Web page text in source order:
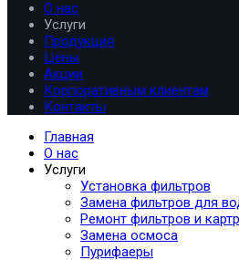
О нас
Услуги
Продукция
Цены
Акции
Корпоративным клиентам
Контакты
Главная
О нас
Услуги
Установка фильтров
Замена фильтров для
Ремонт фильтров и
Замена осмоса
Пурифаеры